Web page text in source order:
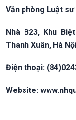
Văn phòng Luật
Nhà B23, Khu
Thanh Xuân, Hà Nội
Điện thoại:
Website: